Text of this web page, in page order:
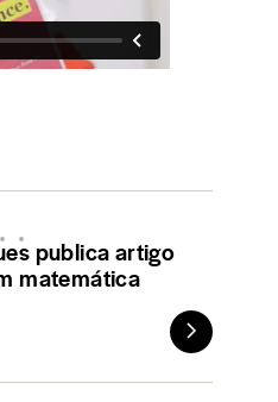
publica artigo
matemática